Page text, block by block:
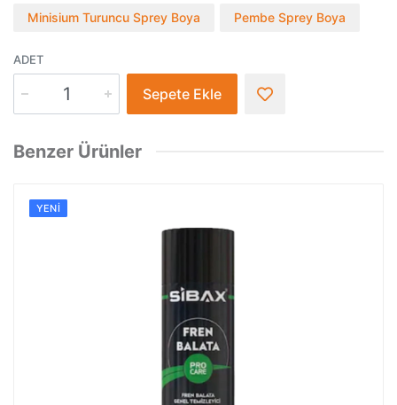
Minisium Turuncu Sprey Boya Pembe Sprey Boya
ADET
Sepete Ekle
Benzer Ürünler
YENI